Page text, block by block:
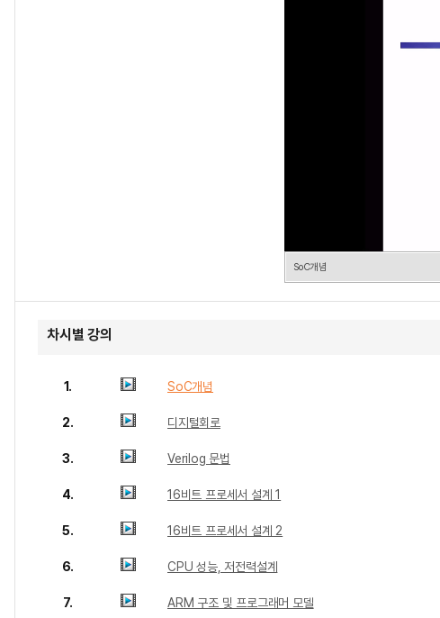
SoC개념
차시별 강의
1. SoC개념
2. 디지털회로
3. Verilog 문법
4. 16비트 프로세서 설계 1
5. 16비트 프로세서 설계 2
6. CPU 성능, 저전력설계
7. ARM 구조 및 프로그래머 모델